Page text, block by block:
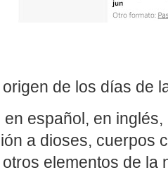
de los días de
en español, en
a dioses, cuerpos
elementos de la